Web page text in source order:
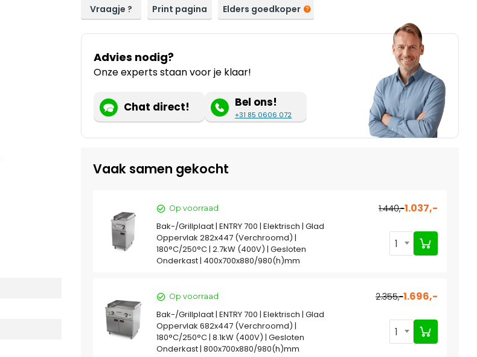
Vraagje ? Print pagina Elders goedkoper
Advies nodig?
Onze experts staan voor je klaar!
Chat direct! Bel ons!
+31 85 0606 072
Vaak samen gekocht
Op voorraad 1.440,-1.037,-
Bak-/Grillplaat | ENTRY 700 | Elektrisch | Glad
Oppervlak 282x447 (Verchroomd) |
180°C/250°C | 2.7kW (400V) | Gesloten
Onderkast | 400x700x880/980(h)mm
1
Op voorraad 2.355,-1.696,-
Bak-/Grillplaat | ENTRY 700 | Elektrisch | Glad
Oppervlak 682x447 (Verchroomd) |
180°C/250°C | 8.1kW (400V) | Gesloten
Onderkast | 800x700x880/980(h)mm
1